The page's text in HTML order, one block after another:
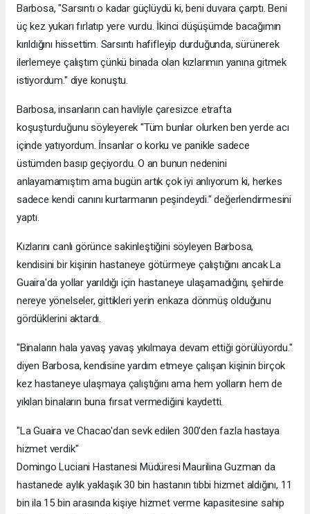
Barbosa, "Sarsıntı o kadar güçlüydü ki, beni duvara çarptı. Beni
üç kez yukarı fırlatıp yere vurdu. İkinci düşüşümde bacağımın
kırıldığını hissettim. Sarsıntı hafifleyip durduğunda, sürünerek
ilerlemeye çalıştım çünkü binada olan kızlarımın yanına gitmek
istiyordum." diye konuştu.
Barbosa, insanların can havliyle çaresizce etrafta
koşuşturduğunu söyleyerek "Tüm bunlar olurken ben yerde acı
içinde yatıyordum. İnsanlar o korku ve panikle sadece
üstümden basıp geçiyordu. O an bunun nedenini
anlayamamıştım ama bugün artık çok iyi anlıyorum ki, herkes
sadece kendi canını kurtarmanın peşindeydi." değerlendirmesini
yaptı.
Kızlarını canlı görünce sakinleştiğini söyleyen Barbosa,
kendisini bir kişinin hastaneye götürmeye çalıştığını ancak La
Guaira'da yollar yarıldığı için hastaneye ulaşamadığını, şehirde
nereye yönelseler, gittikleri yerin enkaza dönmüş olduğunu
gördüklerini aktardı.
"Binaların hala yavaş yavaş yıkılmaya devam ettiği görülüyordu."
diyen Barbosa, kendisine yardım etmeye çalışan kişinin birçok
kez hastaneye ulaşmaya çalıştığını ama hem yolların hem de
yıkılan binaların buna fırsat vermediğini kaydetti.
"La Guaira ve Chacao'dan sevk edilen 300'den fazla hastaya
hizmet verdik"
Domingo Luciani Hastanesi Müdüresi Maurilina Guzman da
hastanede aylık yaklaşık 30 bin hastanın tıbbi hizmet aldığını, 11
bin ila 15 bin arasında kişiye hizmet verme kapasitesine sahip